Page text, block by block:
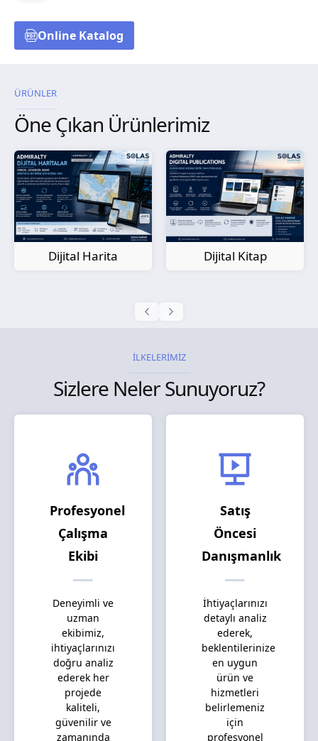
Online Katalog
ÜRÜNLER
Öne Çıkan Ürünlerimiz
Dijital Kitap
Kağıt Harita
İLKELERİMİZ
Sizlere Neler Sunuyoruz?
Profesyonel
Çalışma
Ekibi
Deneyimli ve
uzman
ekibimiz,
ihtiyaçlarınızı
doğru analiz
ederek her
projede
kaliteli,
güvenilir ve
zamanında
Satış
Öncesi
Danışmanlık
İhtiyaçlarınızı
detaylı analiz
ederek,
beklentilerinize
en uygun
ürün ve
hizmetleri
belirlemeniz
için
profesyonel